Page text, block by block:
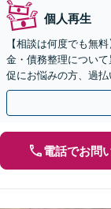
個人再生
【相談は何度でも無
金・債務整理につい
促にお悩みの方、過
ストな解決策を提案
電話でお問